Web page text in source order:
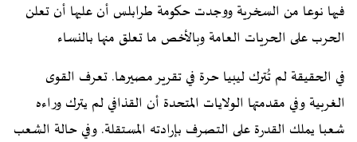
فيها نوعا من السخرية ووجدت حكومة طرابلس أن عليها أن تعلن
الحرب على الحريات العامة وبالأخص ما تعلق منها بالنساء
في الحقيقة لم تُترك ليبيا حرة في تقرير مصيرها. تعرف القوى
الغربية وفي مقدمتها الولايات المتحدة أن القذافي لم يترك وراءه
شعبا يملك القدرة على التصرف بإرادته المستقلة. وفي حالة الشعب